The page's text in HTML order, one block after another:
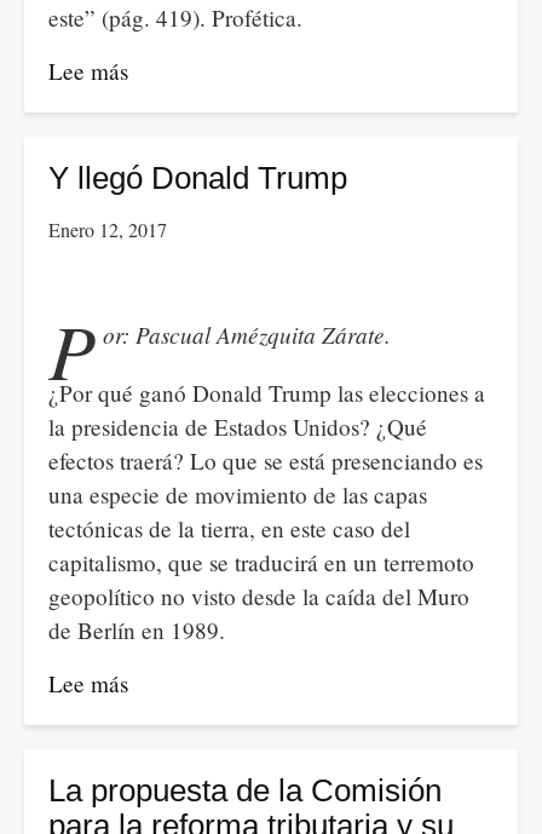
este” (pág. 419). Profética.
Lee más
Trump,
la
del
Y llegó Donald Trump
Enero 12, 2017
P or: Pascual Amézquita Zárate.
¿Por qué ganó Donald Trump las elecciones a
la presidencia de Estados Unidos? ¿Qué
efectos traerá? Lo que se está presenciando es
una especie de movimiento de las capas
tectónicas de la tierra, en este caso del
capitalismo, que se traducirá en un terremoto
geopolítico no visto desde la caída del Muro
de Berlín en 1989.
Lee más
Y
Donald
Trump
La propuesta de la Comisión
para la reforma tributaria y su